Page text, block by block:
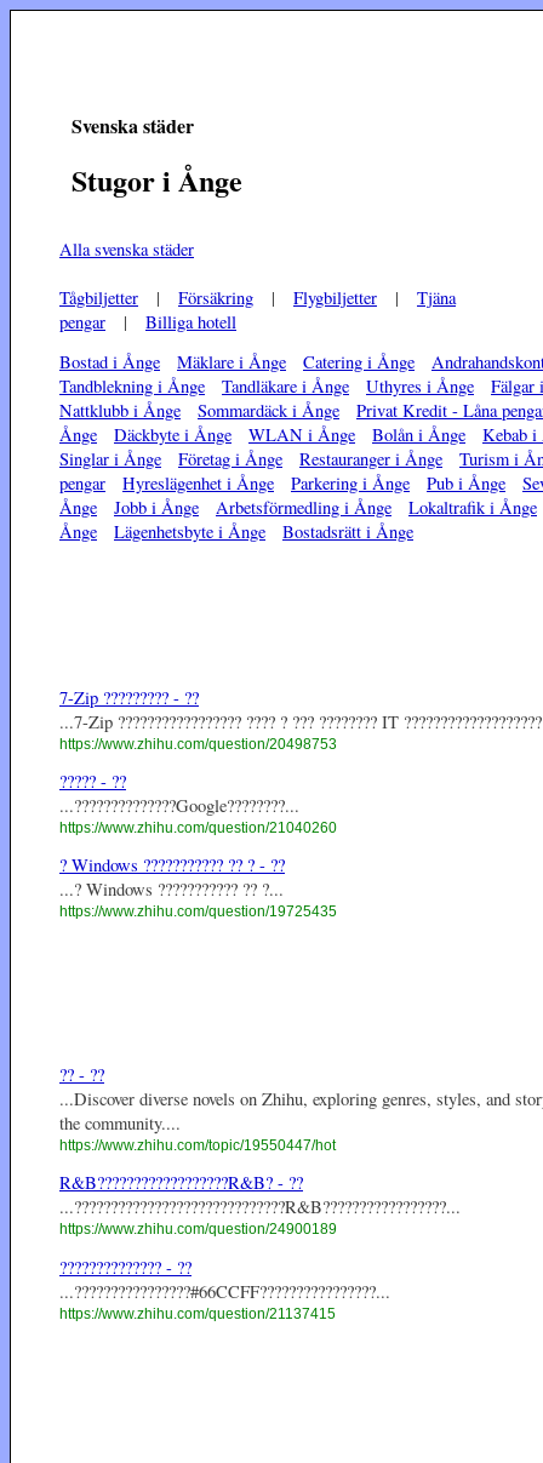
Svenska städer
Stugor i Ånge
Alla svenska städer
Tågbiljetter | Försäkring | Flygbiljetter | Tjäna
pengar | Billiga hotell
Bostad i Ånge
Mäklare i Ånge Catering i Ånge
Tandblekning i Ånge
Tandläkare i Ånge Uthyres i Ånge
Fälgar
Nattklubb i Ånge
Sommardäck i Ånge
Privat Kredit - Låna
Ånge
Däckbyte i Ånge WLAN i Ånge Bolån i Ånge
Kebab i
Singlar i Ånge
Företag i Ånge Restauranger i Ånge
Turism i
pengar
Hyreslägenhet i Ånge Parkering i Ånge Pub i Ånge
Ånge
Jobb i Ånge Arbetsförmedling i Ånge
Lokaltrafik i Ånge
Ånge
Lägenhetsbyte i Ånge Bostadsrätt i Ånge
7-Zip ????????? - ??
...7-Zip ????????????????? ???? ? ??? ???????? IT
https://www.zhihu.com/question/20498753
????? - ??
...??????????????Google????????...
https://www.zhihu.com/question/21040260
? Windows ??????????? ?? ? - ??
...? Windows ??????????? ?? ?...
https://www.zhihu.com/question/19725435
?? - ??
...Discover diverse novels on Zhihu, exploring genres, styles, and
the community....
https://www.zhihu.com/topic/19550447/hot
R&B??????????????????R&B? - ??
...?????????????????????????????R&B?????????????????...
https://www.zhihu.com/question/24900189
?????????????? - ??
...????????????????#66CCFF????????????????...
https://www.zhihu.com/question/21137415